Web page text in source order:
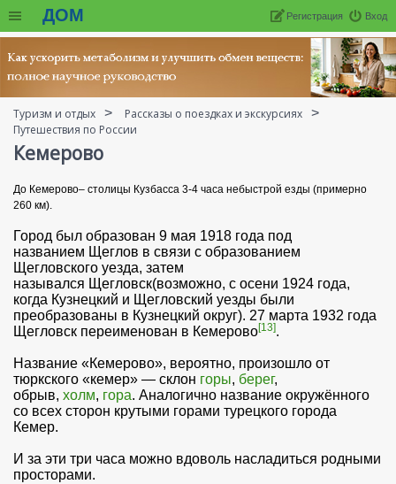
ДОМ Вход
Регистрация
Туризм и отдых
Рассказы о поездках и экскурсиях
Путешествия по России
Кемерово
До Кемерово– столицы Кузбасса 3-4 часа небыстрой езды (примерно
260 км).
Город был образован 9 мая 1918 года под
названием Щеглов в связи с образованием
Щегловского уезда, затем
назывался Щегловск(возможно, с осени 1924 года,
когда Кузнецкий и Щегловский уезды были
преобразованы в Кузнецкий округ). 27 марта 1932 года
Щегловск переименован в Кемерово[13].
Название «Кемерово», вероятно, произошло от
тюркского «кемер» — склон горы, берег,
обрыв, холм, гора. Аналогично название окружённого
со всех сторон крутыми горами турецкого города
Кемер.
И за эти три часа можно вдоволь насладиться родными
просторами.